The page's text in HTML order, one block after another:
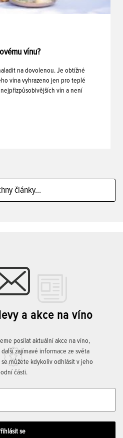
vínu?
na dovolenou. Je obtížné
vína vyhrazeno jen pro teplé
vín a není
články...
a akce na víno
posílat aktuální akce na víno,
zajímavé informace ze světa
můžete kdykoliv odhlásit v jeho
části.